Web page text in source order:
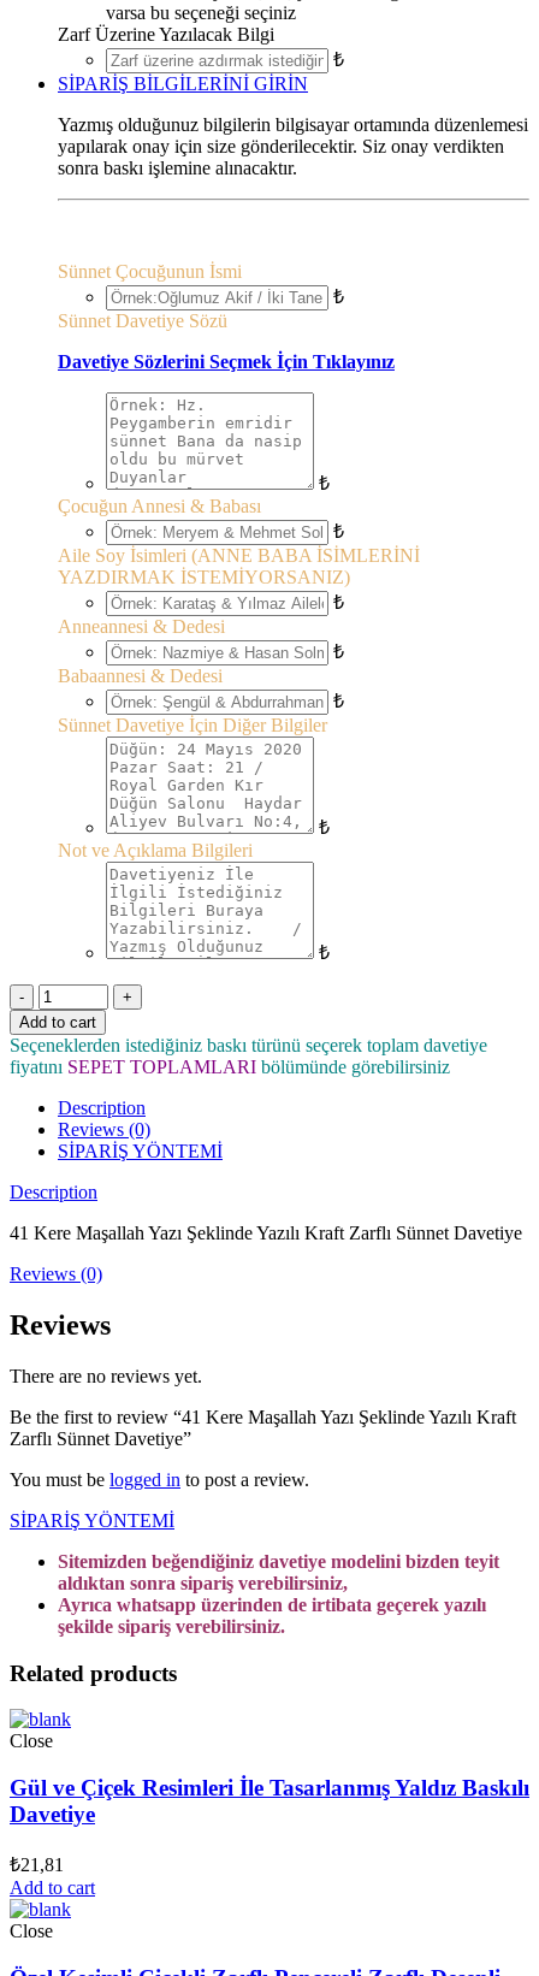
varsa bu seçeneği seçiniz
Zarf Üzerine Yazılacak Bilgi
₺
SİPARİŞ BİLGİLERİNİ GİRİN
Yazmış olduğunuz bilgilerin bilgisayar ortamında düzenlemesi
yapılarak onay için size gönderilecektir. Siz onay verdikten
sonra baskı işlemine alınacaktır.
Sünnet Çocuğunun İsmi
₺
Sünnet Davetiye Sözü
Davetiye Sözlerini Seçmek İçin Tıklayınız
₺
Çocuğun Annesi & Babası
₺
Aile Soy İsimleri (ANNE BABA İSİMLERİNİ
YAZDIRMAK İSTEMİYORSANIZ)
₺
Anneannesi & Dedesi
₺
Babaannesi & Dedesi
₺
Sünnet Davetiye İçin Diğer Bilgiler
₺
Not ve Açıklama Bilgileri
₺
Quantity
Add to cart
Seçeneklerden istediğiniz baskı türünü seçerek toplam davetiye
fiyatını SEPET TOPLAMLARI bölümünde görebilirsiniz
Description
Reviews (0)
SİPARİŞ YÖNTEMİ
Description
41 Kere Maşallah Yazı Şeklinde Yazılı Kraft Zarflı Sünnet Davetiye
Reviews (0)
Reviews
There are no reviews yet.
Be the first to review “41 Kere Maşallah Yazı Şeklinde Yazılı Kraft
Zarflı Sünnet Davetiye”
You must be logged in to post a review.
SİPARİŞ YÖNTEMİ
Sitemizden beğendiğiniz davetiye modelini bizden teyit
aldıktan sonra sipariş verebilirsiniz,
Ayrıca whatsapp üzerinden de irtibata geçerek yazılı
şekilde sipariş verebilirsiniz.
Related products
Close
Gül ve Çiçek Resimleri İle Tasarlanmış Yaldız Baskılı
Davetiye
₺21,81
Add to cart
Close